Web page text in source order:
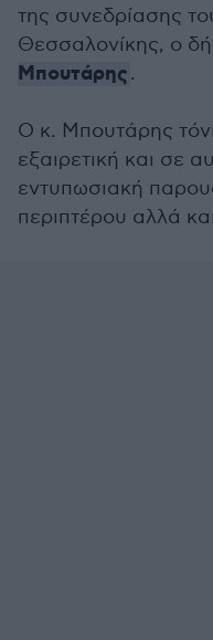
της συνεδρίασης
Θεσσαλονίκης, ο
Μπουτάρης.
Ο κ. Μπουτάρης
εξαιρετική και σε
εντυπωσιακή
περιπτέρου αλλά